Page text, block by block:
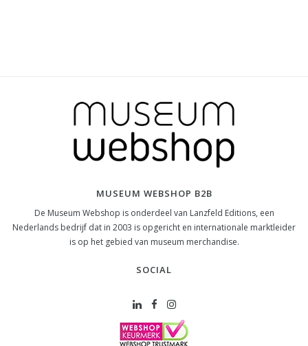
MUSEUM WEBSHOP B2B
De Museum Webshop is onderdeel van Lanzfeld Editions, een
Nederlands bedrijf dat in 2003 is opgericht en internationale marktleider
is op het gebied van museum merchandise.
SOCIAL